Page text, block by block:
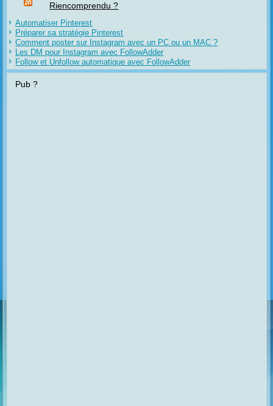
Riencomprendu ?
Automatiser Pinterest
Préparer sa stratégie Pinterest
Comment poster sur Instagram avec un PC ou un MAC ?
Les DM pour Instagram avec FollowAdder
Follow et Unfollow automatique avec FollowAdder
Pub ?